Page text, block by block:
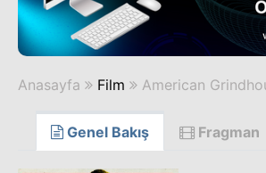
Anasayfa Film American
Genel Bakış Fragman